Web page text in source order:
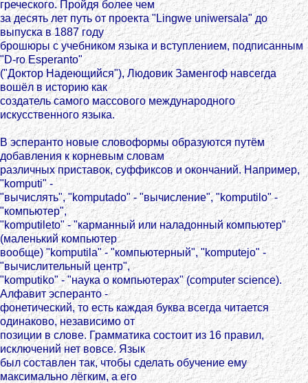
греческого. Пройдя более чем
за десять лет путь от проекта "Lingwe uniwersala" до
выпуска в 1887 году
брошюры с учебником языка и вступлением, подписанным
"D-ro Esperanto"
("Доктор Надеющийся"), Людовик Заменгоф навсегда
вошёл в историю как
создатель самого массового международного
искусственного языка.
В эсперанто новые словоформы образуются путём
добавления к корневым словам
различных приставок, суффиксов и окончаний. Например,
"komputi" -
"вычислять", "komputado" - "вычисление", "komputilo" -
"компьютер",
"komputileto" - "карманный или наладонный компьютер"
(маленький компьютер
вообще) "komputila" - "компьютерный", "komputejo" -
"вычислительный центр",
"komputiko" - "наука о компьютерах" (computer science).
Алфавит эсперанто -
фонетический, то есть каждая буква всегда читается
одинаково, независимо от
позиции в слове. Грамматика состоит из 16 правил,
исключений нет вовсе. Язык
был составлен так, чтобы сделать обучение ему
максимально лёгким, а его